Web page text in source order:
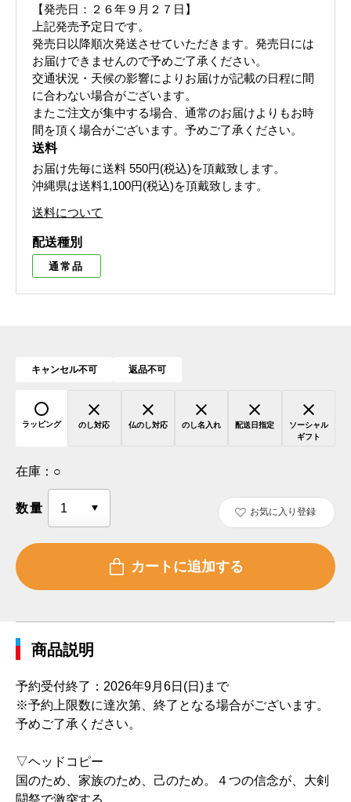
【発売日：２６年９月２７日】
上記発売予定日です。
発売日以降順次発送させていただきます。発売日には
お届けできませんので予めご了承ください。
交通状況・天候の影響によりお届けが記載の日程に間
に合わない場合がございます。
またご注文が集中する場合、通常のお届けよりもお時
間を頂く場合がございます。予めご了承ください。
送料
お届け先毎に送料 550円(税込)を頂戴致します。
沖縄県は送料1,100円(税込)を頂戴致します。
送料について
配送種別
通常品
キャンセル不可 返品不可
ラッピング のし対応 仏のし対応 のし名入れ 配送日指定
ソーシャル
ギフト
在庫： ○
数量 お気に入り登録
商品説明
予約受付終了：2026年9月6日(日)まで
※予約上限数に達次第、終了となる場合がございます。
予めご了承ください。
▽ヘッドコピー
国のため、家族のため、己のため。４つの信念が、大剣